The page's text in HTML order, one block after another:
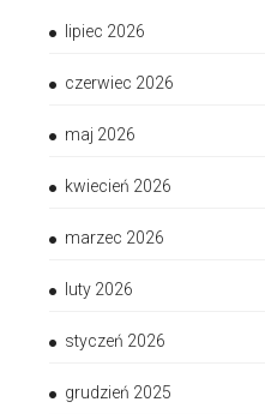
lipiec 2026
czerwiec 2026
maj 2026
kwiecień 2026
marzec 2026
luty 2026
styczeń 2026
grudzień 2025